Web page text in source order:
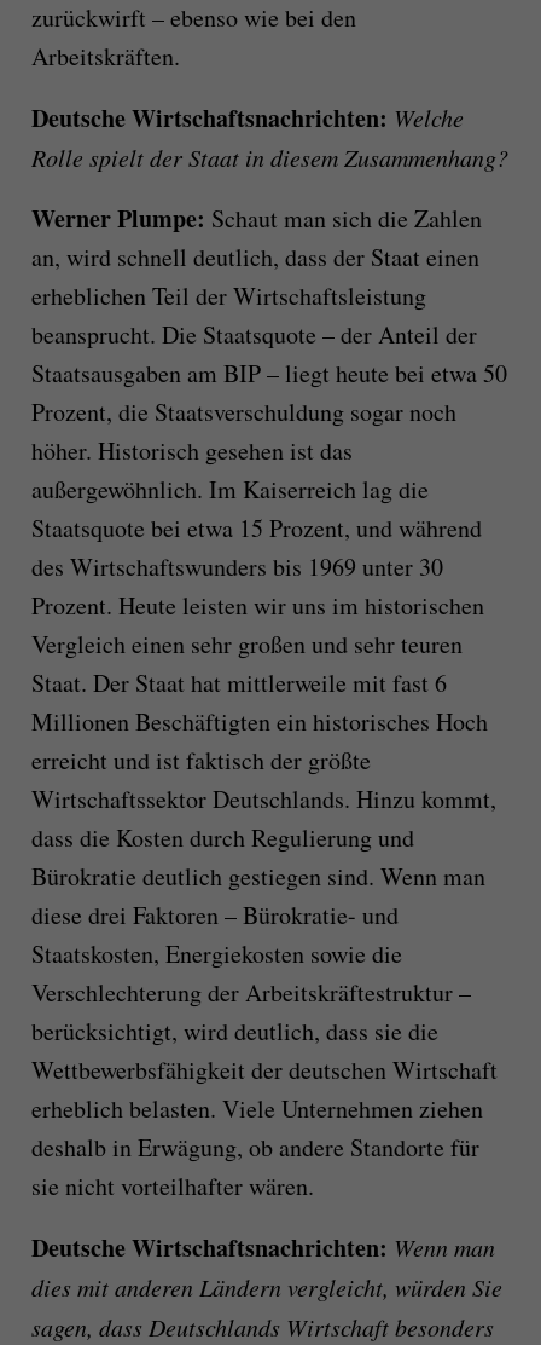
zurückwirft – ebenso wie bei den
Arbeitskräften.
Deutsche Wirtschaftsnachrichten: Welche
Rolle spielt der Staat in diesem Zusammenhang?
Werner Plumpe: Schaut man sich die Zahlen
an, wird schnell deutlich, dass der Staat einen
erheblichen Teil der Wirtschaftsleistung
beansprucht. Die Staatsquote – der Anteil der
Staatsausgaben am BIP – liegt heute bei etwa 50
Prozent, die Staatsverschuldung sogar noch
höher. Historisch gesehen ist das
außergewöhnlich. Im Kaiserreich lag die
Staatsquote bei etwa 15 Prozent, und während
des Wirtschaftswunders bis 1969 unter 30
Prozent. Heute leisten wir uns im historischen
Vergleich einen sehr großen und sehr teuren
Staat. Der Staat hat mittlerweile mit fast 6
Millionen Beschäftigten ein historisches Hoch
erreicht und ist faktisch der größte
Wirtschaftssektor Deutschlands. Hinzu kommt,
dass die Kosten durch Regulierung und
Bürokratie deutlich gestiegen sind. Wenn man
diese drei Faktoren – Bürokratie- und
Staatskosten, Energiekosten sowie die
Verschlechterung der Arbeitskräftestruktur –
berücksichtigt, wird deutlich, dass sie die
Wettbewerbsfähigkeit der deutschen Wirtschaft
erheblich belasten. Viele Unternehmen ziehen
deshalb in Erwägung, ob andere Standorte für
sie nicht vorteilhafter wären.
Deutsche Wirtschaftsnachrichten: Wenn man
dies mit anderen Ländern vergleicht, würden Sie
sagen, dass Deutschlands Wirtschaft besonders